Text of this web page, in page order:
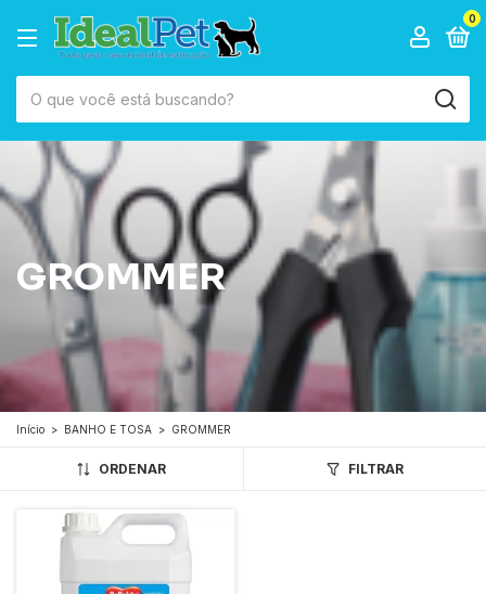
0
GROMMER
Início > BANHO E TOSA > GROMMER
ORDENAR FILTRAR